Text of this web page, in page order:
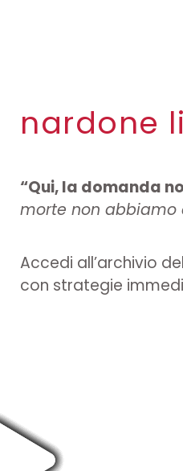
nardone
“Qui, la domanda
morte non abbiamo
Accedi all’archivio
con strategie